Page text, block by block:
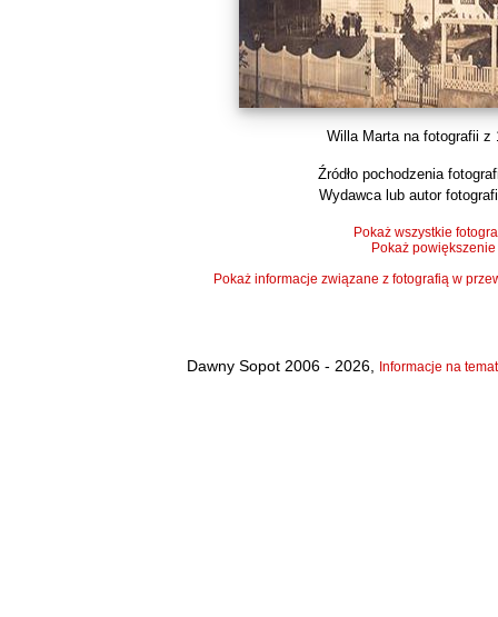
Willa Marta na fotografii z
Źródło pochodzenia
Wydawca lub autor
Pokaż wszystkie
Pokaż powiększenie
Pokaż informacje związane z fotografią w
Dawny Sopot 2006 - 2026, Informacje na